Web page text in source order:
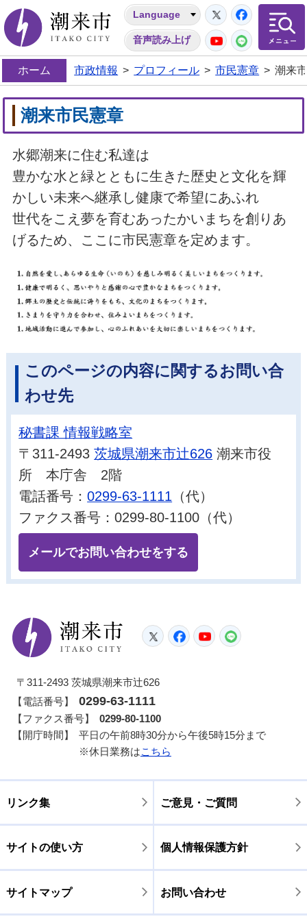
潮来市
Language
音声読み上げ
Twitter
YouTube
LINE
ホーム 市政情報 > プロフィール > 市民憲章 > 潮来
潮来市民憲章
水郷潮来に住む私達は
豊かな水と緑とともに生きた歴史と文化を輝
かしい未来へ継承し健康で希望にあふれ
世代をこえ夢を育むあったかいまちを創りあ
げるため、ここに市民憲章を定めます。
このページの内容に関するお問い合
わせ先
秘書課 情報戦略室
〒311-2493茨城県潮来市辻626 潮来市役
所 本庁舎 2階
電話番号：0299-63-1111 （代）
ファクス番号：0299-80-1100（代）
メールでお問い合わせをする
潮来市
TwitterFacebook
YouTube
〒311-2493 茨城県潮来市辻626
【電話番号】
0299-63-1111
【ファクス番号】
0299-80-1100
【開庁時間】
平日の午前8時30分から午後5時15分まで
※休日業務はこちら
リンク集 ご意見・ご質問
サイトの使い方 個人情報保護方針
サイトマップ お問い合わせ